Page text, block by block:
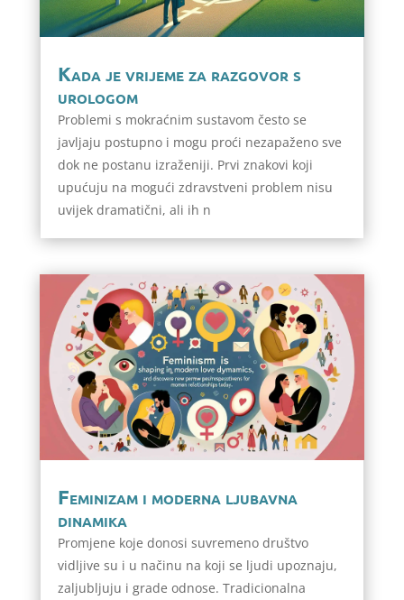
Kada je vrijeme za razgovor s
urologom
Problemi s mokraćnim sustavom često se
javljaju postupno i mogu proći nezapaženo sve
dok ne postanu izraženiji. Prvi znakovi koji
upućuju na mogući zdravstveni problem nisu
uvijek dramatični, ali ih n
Feminizam i moderna ljubavna
dinamika
Promjene koje donosi suvremeno društvo
vidljive su i u načinu na koji se ljudi upoznaju,
zaljubljuju i grade odnose. Tradicionalna